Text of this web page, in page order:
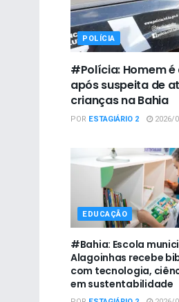
POLÍCIA
#Polícia: Homem
após suspeita de
crianças na Bahia
POR ESTAGIÁRIO 2 2026/
EDUCAÇÃO
#Bahia: Escola
Alagoinhas recebe
com tecnologia,
em sustentabilidade